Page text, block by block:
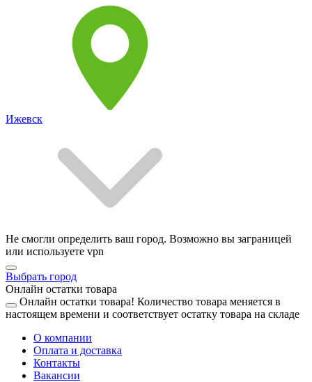
Ижевск
Не смогли определить ваш город. Возможно вы заграницей
или используете vpn
Выбрать город
Онлайн остатки товара
Онлайн остатки товара! Количество товара меняется в
настоящем времени и соответствует остатку товара на складе
О компании
Оплата и доставка
Контакты
Вакансии